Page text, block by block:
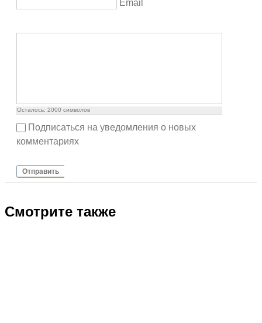
Email
Осталось: 2000 символов
Подписаться на уведомления о новых
комментариях
Отправить
Смотрите также